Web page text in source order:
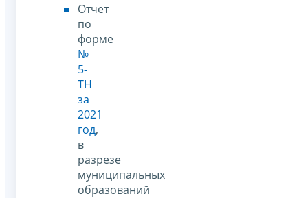
Отчет
по
форме
№
5-
ТН
за
2021
год,
в
разрезе
муниципальных
образований